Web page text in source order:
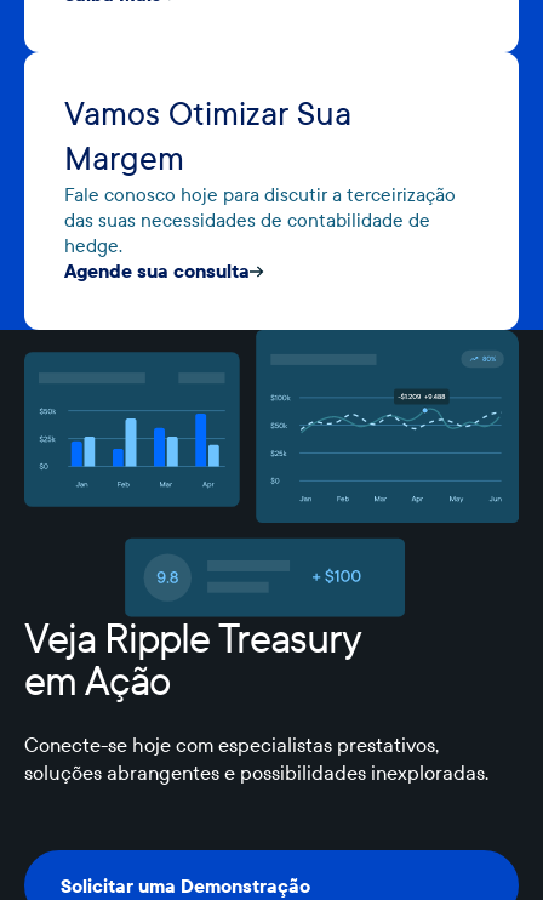
Vamos Otimizar Sua
Margem
Fale conosco hoje para discutir a terceirização
das suas necessidades de contabilidade de
hedge.
Agende sua consulta
Veja Ripple Treasury
em Ação
Conecte-se hoje com especialistas prestativos,
soluções abrangentes e possibilidades inexploradas.
Solicitar uma Demonstração
Solicitar uma Demonstração